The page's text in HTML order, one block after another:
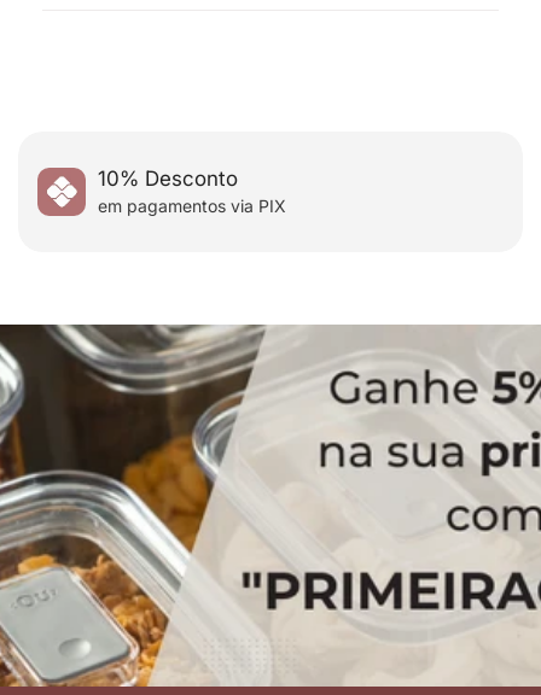
10% Desconto
em pagamentos via PIX